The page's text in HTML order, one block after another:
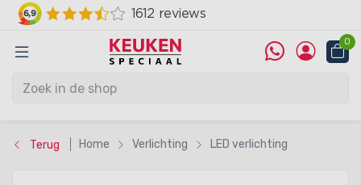
0
Terug Home Verlichting LED verlichting